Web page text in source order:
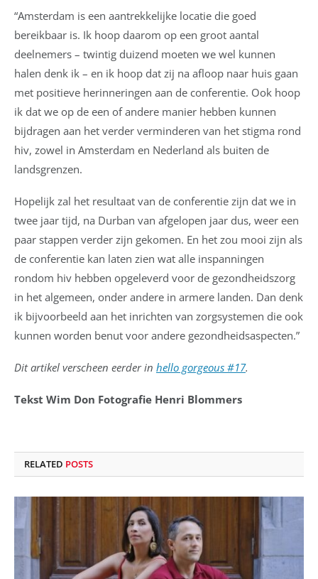
“Amsterdam is een aantrekkelijke locatie die goed
bereikbaar is. Ik hoop daarom op een groot aantal
deelnemers – twintig duizend moeten we wel kunnen
halen denk ik – en ik hoop dat zij na afloop naar huis gaan
met positieve herinneringen aan de conferentie. Ook hoop
ik dat we op de een of andere manier hebben kunnen
bijdragen aan het verder verminderen van het stigma rond
hiv, zowel in Amsterdam en Nederland als buiten de
landsgrenzen.
Hopelijk zal het resultaat van de conferentie zijn dat we in
twee jaar tijd, na Durban van afgelopen jaar dus, weer een
paar stappen verder zijn gekomen. En het zou mooi zijn als
de conferentie kan laten zien wat alle inspanningen
rondom hiv hebben opgeleverd voor de gezondheidszorg
in het algemeen, onder andere in armere landen. Dan denk
ik bijvoorbeeld aan het inrichten van zorgsystemen die ook
kunnen worden benut voor andere gezondheidsaspecten.”
Dit artikel verscheen eerder in hello gorgeous #17.
Tekst Wim Don Fotografie Henri Blommers
RELATED POSTS